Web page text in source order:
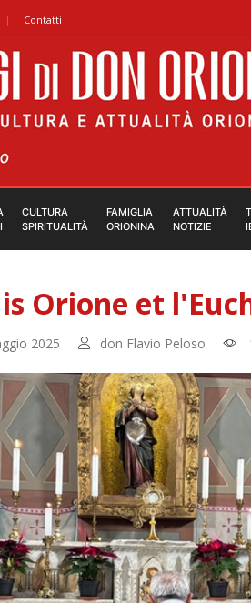
Contatti
CULTURA
SPIRITUALITÀ
FAMIGLIA
ORIONINA
ATTUALITÀ
NOTIZIE
Orione et
2025 don Flavio Peloso